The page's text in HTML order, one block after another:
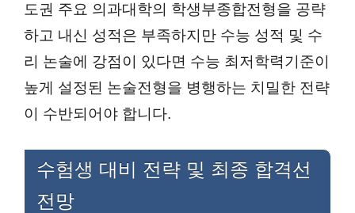
도권 주요 의과대학의 학생부종합전형을 공략
하고 내신 성적은 부족하지만 수능 성적 및 수
리 논술에 강점이 있다면 수능 최저학력기준이
높게 설정된 논술전형을 병행하는 치밀한 전략
이 수반되어야 합니다.
수험생 대비 전략 및 최종 합격선
전망